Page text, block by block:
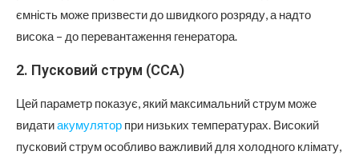
ємність може призвести до швидкого розряду, а надто
висока – до перевантаження генератора.
2. Пусковий струм (CCA)
Цей параметр показує, який максимальний струм може
видатиакумулятор при низьких температурах. Високий
пусковий струм особливо важливий для холодного клімату,